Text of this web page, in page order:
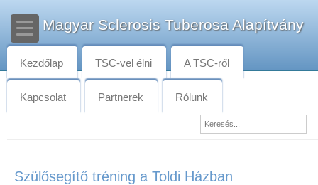
Magyar Sclerosis Tuberosa Alapítvány
Kezdőlap TSC-vel élni A TSC-ről
Kapcsolat Partnerek Rólunk
Szülősegítő tréning a Toldi Házban